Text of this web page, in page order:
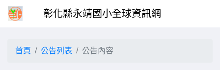
彰化縣永靖國小全球資訊網
首頁 公告列表 公告內容